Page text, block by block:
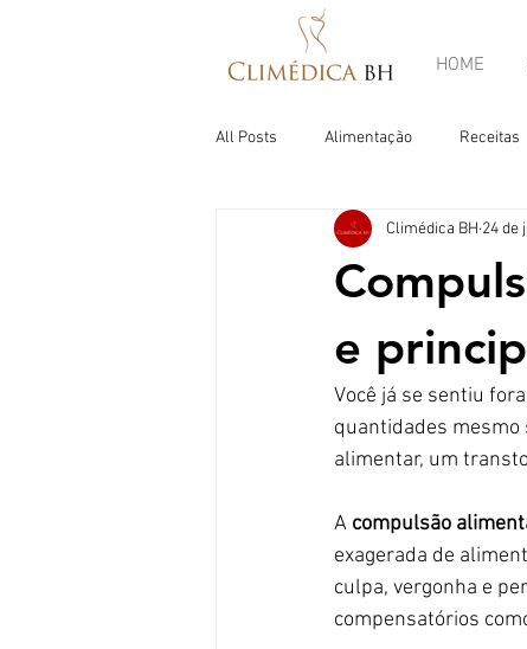
HOME
All Posts Alimentação Receitas
e
Climédica BH 24 de
Você já se sentiu
quantidades mesmo
alimentar, um
A compulsão
exagerada de
culpa, vergonha e
compensatórios